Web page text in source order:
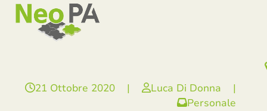
SkipOpen
mobile
menu
Close
mobile
menu
21 Ottobre 2020 | Luca Di Donna
|
Personale